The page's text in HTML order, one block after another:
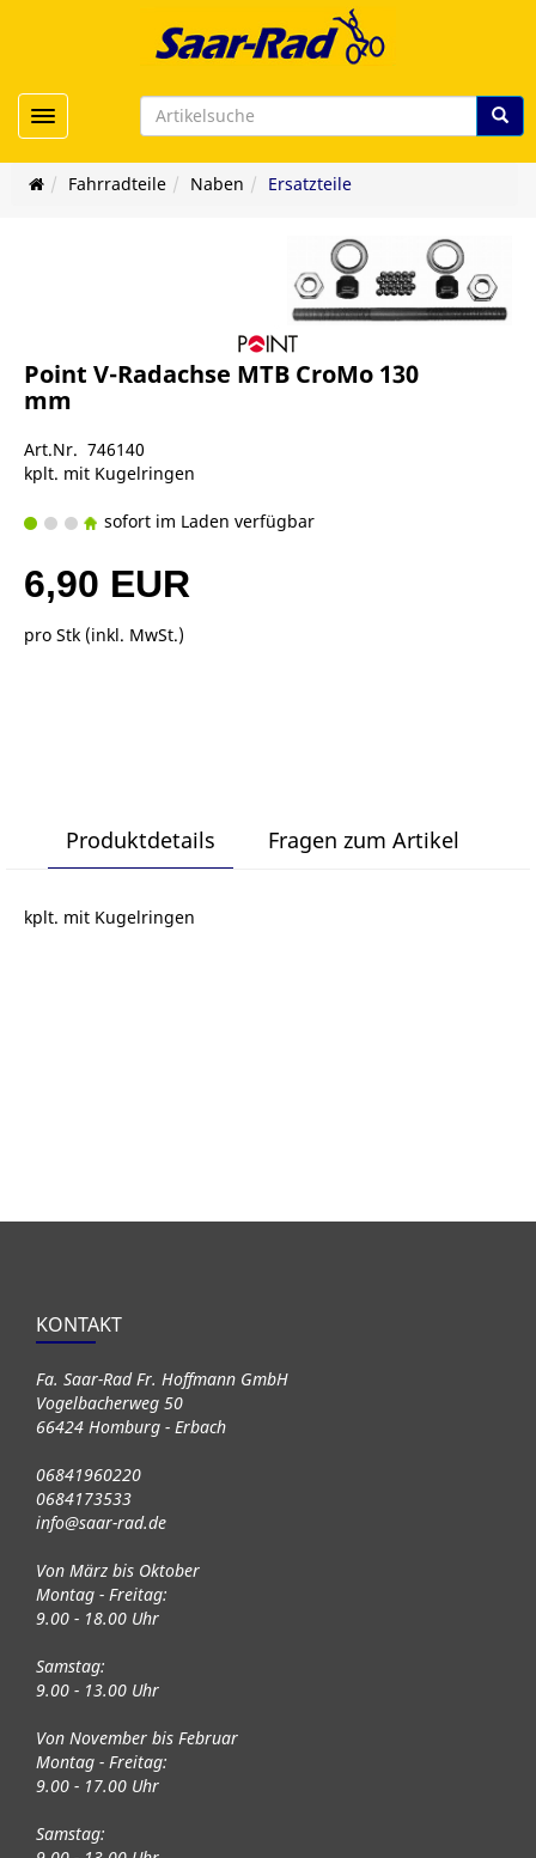
Toggle navigation
Fahrradteile Naben Ersatzteile
Point V-Radachse MTB CroMo 130
mm
Art.Nr. 746140
kplt. mit Kugelringen
sofort im Laden verfügbar
6,90 EUR
pro Stk (inkl. MwSt.)
Produktdetails Fragen zum Artikel
kplt. mit Kugelringen
KONTAKT
Fa. Saar-Rad Fr. Hoffmann GmbH
Vogelbacherweg 50
66424 Homburg - Erbach
06841960220
0684173533
info@saar-rad.de
Von März bis Oktober
Montag - Freitag:
9.00 - 18.00 Uhr
Samstag:
9.00 - 13.00 Uhr
Von November bis Februar
Montag - Freitag:
9.00 - 17.00 Uhr
Samstag: